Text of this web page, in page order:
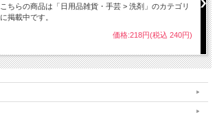
こちらの商品は「日用品雑貨・手芸 > 洗剤」のカテゴリ
に掲載中です。
価格:218円(税込 240円)